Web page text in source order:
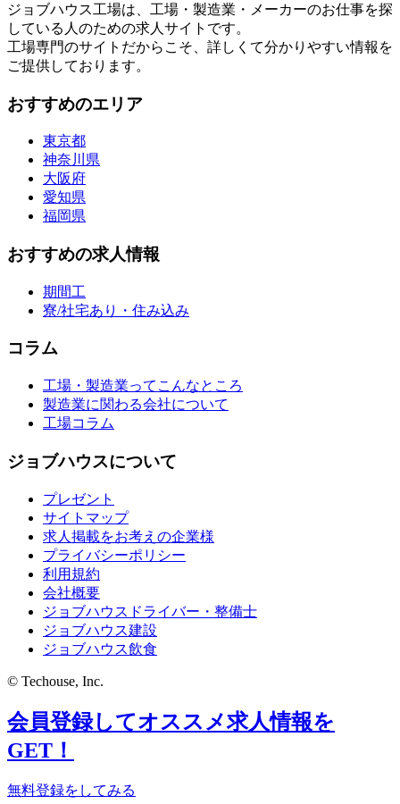
ジョブハウス工場は、工場・製造業・メーカーのお仕事を探
している人のための求人サイトです。
工場専門のサイトだからこそ、詳しくて分かりやすい情報を
ご提供しております。
おすすめのエリア
東京都
神奈川県
大阪府
愛知県
福岡県
おすすめの求人情報
期間工
寮/社宅あり・住み込み
コラム
工場・製造業ってこんなところ
製造業に関わる会社について
工場コラム
ジョブハウスについて
プレゼント
サイトマップ
求人掲載をお考えの企業様
プライバシーポリシー
利用規約
会社概要
ジョブハウスドライバー・整備士
ジョブハウス建設
ジョブハウス飲食
© Techouse, Inc.
会員登録してオススメ求人情報を
GET！
無料登録をしてみる